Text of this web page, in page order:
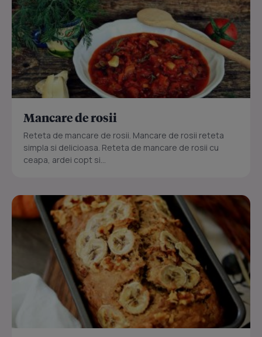
Mancare de rosii
Reteta de mancare de rosii. Mancare de rosii reteta
simpla si delicioasa. Reteta de mancare de rosii cu
ceapa, ardei copt si...